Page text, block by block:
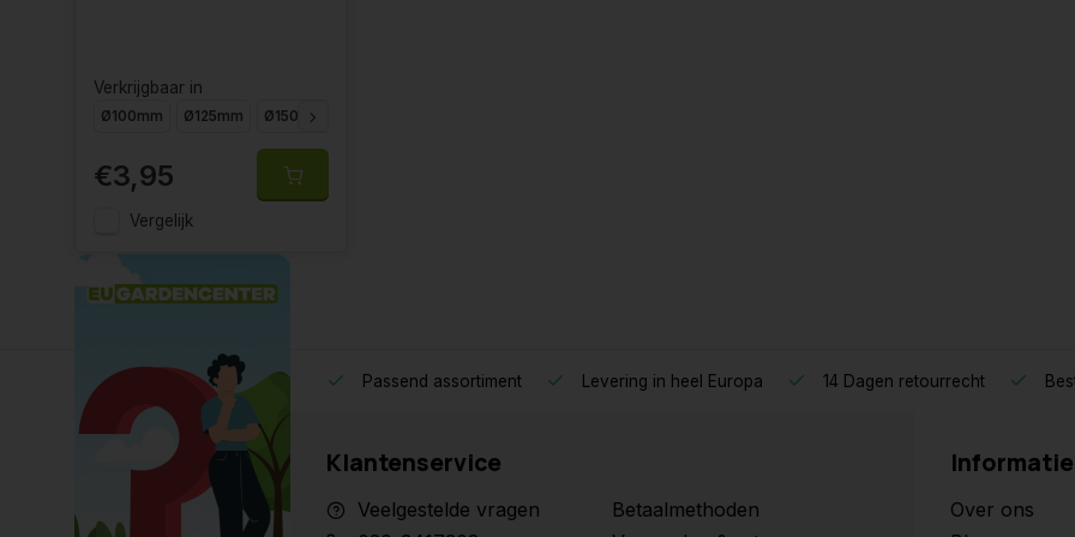
Verkrijgbaar in
Ø100mm Ø125mm Ø150mm
€3,95
Vergelijk
Passend assortiment Levering in heel Europa 14 Dagen retourrecht
Klantenservice
Veelgestelde vragen
Betaalmethoden
Informatie
Over ons